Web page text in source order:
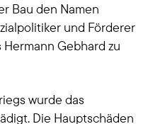
Bau den Namen
und Förderer
Gebhard zu
wurde das
Die Hauptschäden